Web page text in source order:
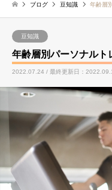
ブログ 豆知識 年齢層
豆知識
年齢層別パーソナルト
2022.07.24 / 最終更新日：